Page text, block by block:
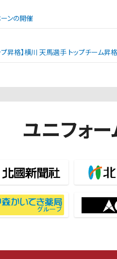
ーンの開催
プ昇格】横川 天馬選手 トップチーム昇
ユニフォ